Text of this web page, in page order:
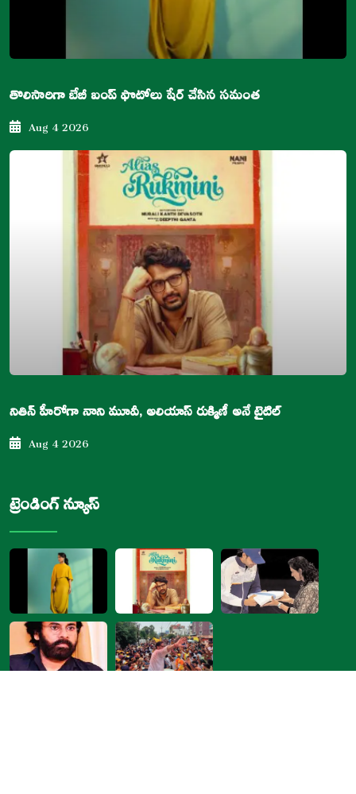
తొలిసారిగా బేబీ బంప్ ఫొటోలు షేర్ చేసిన సమంత
Aug 4 2026
నితిన్ హీరోగా నాని మూవీ, అలియాస్ రుక్మిణీ అనే టైటిల్
Aug 4 2026
ట్రెండింగ్ న్యూస్